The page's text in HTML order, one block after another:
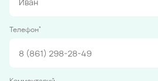
Телефон*